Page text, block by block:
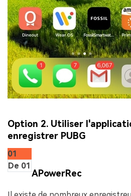
Option 2. Utiliser
enregistrer PUBG
01
De 01
APowerRec